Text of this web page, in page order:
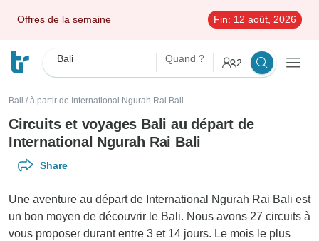
Offres de la semaine Fin: 12 août, 2026
Bali Quand ? 2
Bali / à partir de International Ngurah Rai Bali
Circuits et voyages Bali au départ de
International Ngurah Rai Bali
Share
Une aventure au départ de International Ngurah Rai Bali est
un bon moyen de découvrir le Bali. Nous avons 27 circuits à
vous proposer durant entre 3 et 14 jours. Le mois le plus